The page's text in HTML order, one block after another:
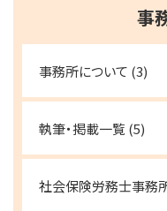
事
事務所について (3)
執筆・掲載一覧 (5)
社会保険労務士事務